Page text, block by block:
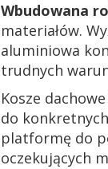
Wbudowana
materiałów.
aluminiowa
trudnych
Kosze
do
platformę do
oczekujących